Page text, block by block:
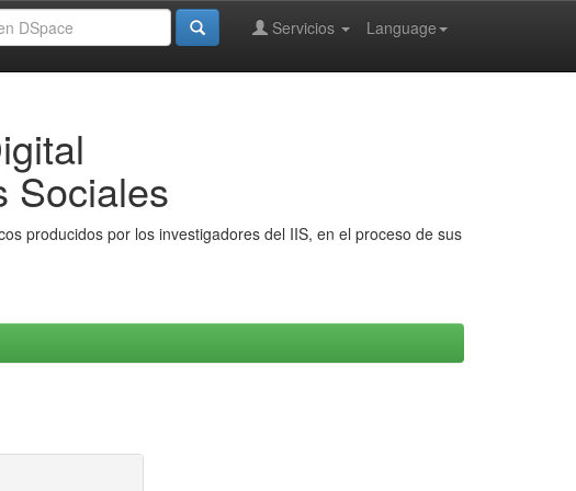
Language
Servicios
Sociales
producidos por los investigadores del IIS, en el proceso de sus